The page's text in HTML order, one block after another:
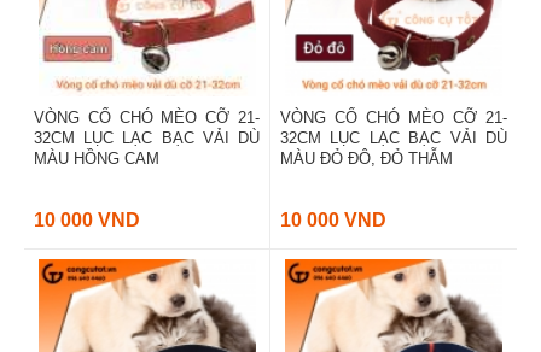
VÒNG CỔ CHÓ MÈO CỠ 21-
32CM LỤC LẠC BẠC VẢI DÙ
MÀU HỒNG CAM
10 000 VND
VÒNG CỔ CHÓ MÈO CỠ 21-
32CM LỤC LẠC BẠC VẢI DÙ
MÀU ĐỎ ĐÔ, ĐỎ THẪM
10 000 VND